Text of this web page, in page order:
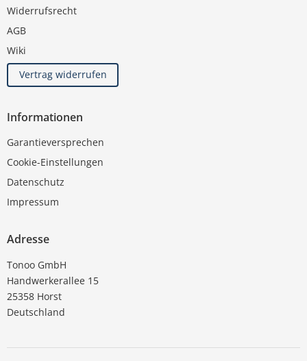
Widerrufsrecht
AGB
Wiki
Vertrag widerrufen
Informationen
Garantieversprechen
Cookie-Einstellungen
Datenschutz
Impressum
Adresse
Tonoo GmbH
Handwerkerallee 15
25358 Horst
Deutschland